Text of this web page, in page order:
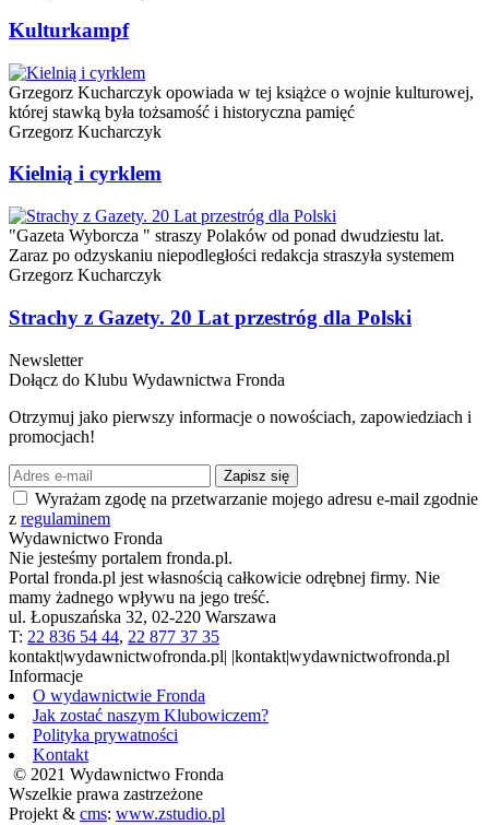
Kulturkampf
Grzegorz Kucharczyk opowiada w tej książce o wojnie kulturowej,
której stawką była tożsamość i historyczna pamięć
Grzegorz Kucharczyk
Kielnią i cyrklem
"Gazeta Wyborcza " straszy Polaków od ponad dwudziestu lat.
Zaraz po odzyskaniu niepodległości redakcja straszyła systemem
Grzegorz Kucharczyk
Strachy z Gazety. 20 Lat przestróg dla Polski
Newsletter
Dołącz do Klubu Wydawnictwa Fronda
Otrzymuj jako pierwszy informacje o nowościach, zapowiedziach i
promocjach!
Zapisz się
Wyrażam zgodę na przetwarzanie mojego adresu e-mail zgodnie
z regulaminem
Wydawnictwo Fronda
Nie jesteśmy portalem fronda.pl.
Portal fronda.pl jest własnością całkowicie odrębnej firmy. Nie
mamy żadnego wpływu na jego treść.
ul. Łopuszańska 32, 02-220 Warszawa
T: 22 836 54 44, 22 877 37 35
kontakt|wydawnictwofronda.pl| |kontakt|wydawnictwofronda.pl
Informacje
O wydawnictwie Fronda
Jak zostać naszym Klubowiczem?
Polityka prywatności
Kontakt
© 2021 Wydawnictwo Fronda
Wszelkie prawa zastrzeżone
Projekt & cms: www.zstudio.pl